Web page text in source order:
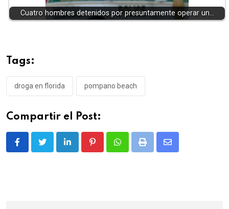
Cuatro hombres detenidos por presuntamente operar un…
Tags:
droga en florida pompano beach
Compartir el Post:
LinkedIn PinterestWhatsappPrint
Share